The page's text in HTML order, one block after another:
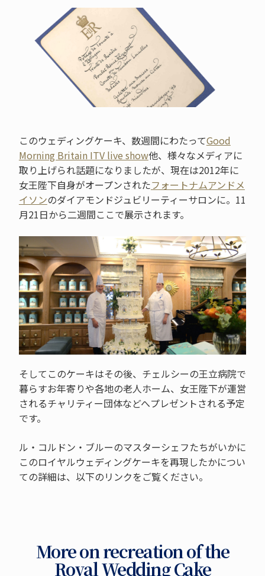
このウェディングケーキ、数週間にわたってGood
Morning Britain ITV live show他、様々なメディアに
取り上げられ話題になりましたが、現在は2012年に
女王陛下自身がオープンされたフォートナムアンドメ
イソンのダイアモンドジュビリーティーサロンに。11
月21日から二週間ここで展示されます。
そしてこのケーキはその後、チェルシーの王立病院で
暮らすお年寄りや各地の老人ホーム、女王陛下が運営
されるチャリティー団体などへプレゼントされる予定
です。
ル・コルドン・ブルーのマスターシェフたちがいかに
このロイヤルウェディングケーキを再現したかについ
ての詳細は、以下のリンクをご覧ください。
More on recreation of the
Royal Wedding Cake